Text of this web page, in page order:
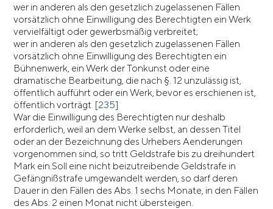
wer in anderen als den gesetzlich zugelassenen Fällen
vorsätzlich ohne Einwilligung des Berechtigten ein Werk
vervielfältigt oder gewerbsmäßig verbreitet;
wer in anderen als den gesetzlich zugelassenen Fällen
vorsätzlich ohne Einwilligung des Berechtigten ein
Bühnenwerk, ein Werk der Tonkunst oder eine
dramatische Bearbeitung, die nach §. 12 unzulässig ist,
öffentlich aufführt oder ein Werk, bevor es erschienen ist,
öffentlich vorträgt. [235]
War die Einwilligung des Berechtigten nur deshalb
erforderlich, weil an dem Werke selbst, an dessen Titel
oder an der Bezeichnung des Urhebers Aenderungen
vorgenommen sind, so tritt Geldstrafe bis zu dreihundert
Mark ein.Soll eine nicht beizutreibende Geldstrafe in
Gefängnißstrafe umgewandelt werden, so darf deren
Dauer in den Fällen des Abs. 1 sechs Monate, in den Fällen
des Abs. 2 einen Monat nicht übersteigen.